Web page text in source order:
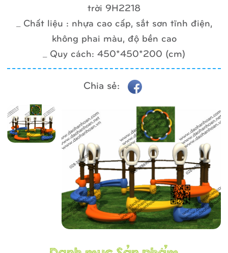
trời 9H2218
_ Chất liệu : nhựa cao cấp, sắt sơn tĩnh điện,
không phai màu, độ bền cao
_ Quy cách: 450*450*200 (cm)
Chia sẻ: